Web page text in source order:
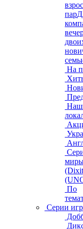
пар
На
По
Серии игр